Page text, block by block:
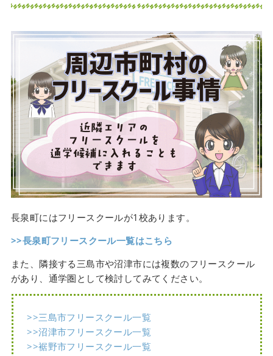
長泉町にはフリースクールが1校あります。
>>長泉町フリースクール一覧はこちら
また、隣接する三島市や沼津市には複数のフリースクール
があり、通学圏として検討してみてください。
>>三島市フリースクール一覧
>>沼津市フリースクール一覧
>>裾野市フリースクール一覧